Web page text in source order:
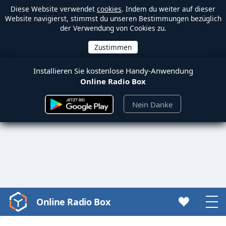
Diese Website verwendet cookies. Indem du weiter auf dieser
Website navigierst, stimmst du unseren Bestimmungen bezüglich
der Verwendung von Cookies zu.
Installieren Sie kostenlose Handy-Anwendung
Online Radio Box
Nein Danke
Video
Player
Online Radio Box